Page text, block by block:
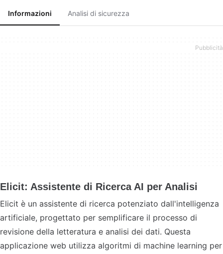
Informazioni Analisi di sicurezza
Elicit: Assistente di Ricerca AI per Analisi
Elicit è un assistente di ricerca potenziato dall'intelligenza
artificiale, progettato per semplificare il processo di
revisione della letteratura e analisi dei dati. Questa
applicazione web utilizza algoritmi di machine learning per